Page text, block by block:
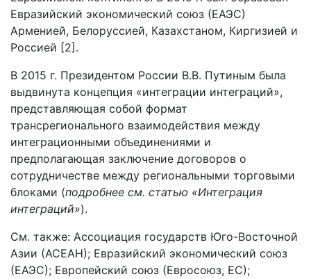
Евразийский экономический союз (ЕАЭС)
Арменией, Белоруссией, Казахстаном, Киргизией и
Россией [2].
В 2015 г. Президентом России В.В. Путиным была
выдвинута концепция «интеграции интеграций»,
представляющая собой формат
трансрегионального взаимодействия между
интеграционными объединениями и
предполагающая заключение договоров о
сотрудничестве между региональными торговыми
блоками (подробнее см. статью «Интеграция
интеграций»).
См. также: Ассоциация государств Юго-Восточной
Азии (АСЕАН); Евразийский экономический союз
(ЕАЭС); Европейский союз (Евросоюз, ЕС);